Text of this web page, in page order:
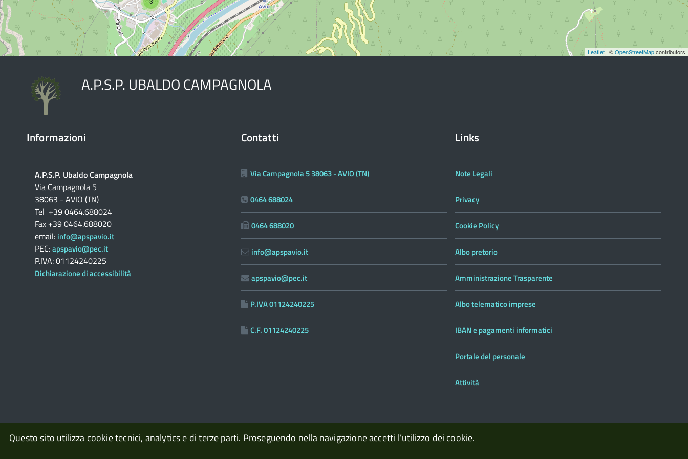
Leaflet | ©OpenStreetMapcontributors
A.P.S.P. UBALDO CAMPAGNOLA
Informazioni
A.P.S.P. Ubaldo Campagnola
Via Campagnola 5
38063 - AVIO (TN)
Tel +39 0464.688024
Fax +39 0464.688020
email: info@apspavio.it
PEC:apspavio@pec.it
P.IVA: 01124240225
Dichiarazione di accessibilità
Contatti
Via Campagnola 5 38063 - AVIO (TN)
0464 688024
0464 688020
info@apspavio.it
apspavio@pec.it
P.IVA 01124240225
C.F. 01124240225
Links
Note Legali
Privacy
Cookie Policy
Albo pretorio
Amministrazione Trasparente
Albo telematico imprese
IBAN e pagamenti informatici
Portale del personale
Attività
Questo sito utilizza cookie tecnici, analytics e di terze parti. Proseguendo nella navigazione accetti l’utilizzo dei cookie.